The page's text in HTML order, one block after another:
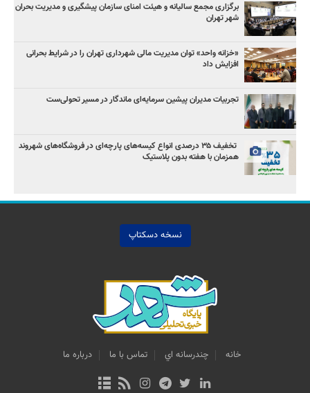
برگزاری مجمع سالیانه و هیئت امنای سازمان پیشگیری و مدیریت بحران
شهر تهران
«خزانه واحد» توان مدیریت مالی شهرداری تهران را در شرایط بحرانی
افزایش داد
تجربیات مدیران پیشین سرمایه‌ای ماندگار در مسیر تحولی‌ست
️ تخفیف ۳۵ درصدی انواع کیسه‌های پارچه‌ای در فروشگاه‌های شهروند
همزمان با هفته بدون پلاستیک
نسخه دسکتاپ
خانه چندرسانه اي تماس با ما درباره ما